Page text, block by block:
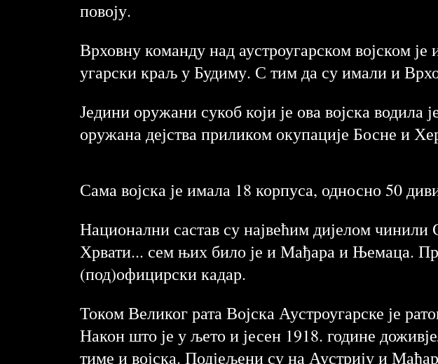
повоју.
Врховну команду над аустроугарском војском
угарски краљ у Будиму. С тим да су имали и
Једини оружани сукоб који је ова војска водила
оружана дејства приликом окупације Босне и
Сама војска је имала 18 корпуса, односно 50
Национални састав су највећим дијелом
Хрвати... сем њих било је и Мађара и Њемаца.
(под)официрски кадар.
Током Великог рата Војска Аустроугарске је
Након што је у љето и јесен 1918. године
тиме и војска. Подјељени су на Аустрију и